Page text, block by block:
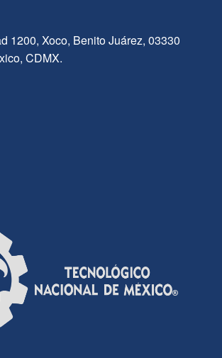
1200, Xoco, Benito Juárez, 03330
CDMX.